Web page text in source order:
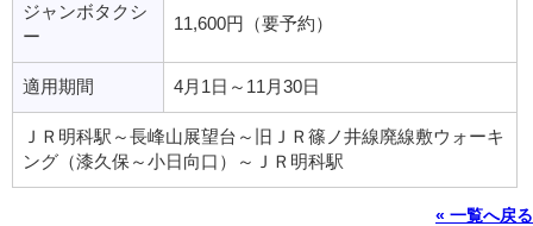
ジャンボタクシ
ー
11,600円（要予約）
適用期間 4月1日～11月30日
ＪＲ明科駅～長峰山展望台～旧ＪＲ篠ノ井線廃線敷ウォーキ
ング（漆久保～小日向口）～ＪＲ明科駅
« 一覧へ戻る